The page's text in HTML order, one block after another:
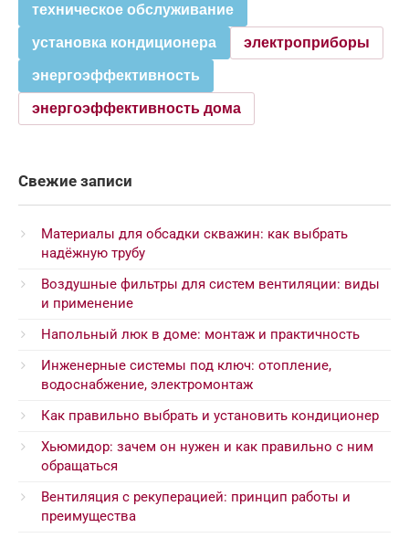
техническое обслуживание
установка кондиционера электроприборы
энергоэффективность
энергоэффективность дома
Свежие записи
Материалы для обсадки скважин: как выбрать
надёжную трубу
Воздушные фильтры для систем вентиляции: виды
и применение
Напольный люк в доме: монтаж и практичность
Инженерные системы под ключ: отопление,
водоснабжение, электромонтаж
Как правильно выбрать и установить кондиционер
Хьюмидор: зачем он нужен и как правильно с ним
обращаться
Вентиляция с рекуперацией: принцип работы и
преимущества